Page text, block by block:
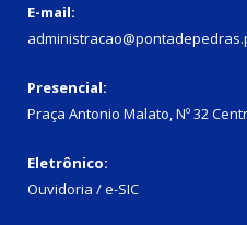
E-mail:
Presencial:
Praça Antonio Malato, Nº 32
Eletrônico:
Ouvidoria / e-SIC